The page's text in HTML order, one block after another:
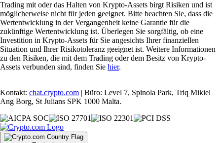
Trading mit oder das Halten von Krypto-Assets birgt Risiken und ist
möglicherweise nicht für jeden geeignet. Bitte beachten Sie, dass die
Wertentwicklung in der Vergangenheit keine Garantie für die
zukünftige Wertentwicklung ist. Überlegen Sie sorgfältig, ob eine
Investition in Krypto-Assets für Sie angesichts Ihrer finanziellen
Situation und Ihrer Risikotoleranz geeignet ist. Weitere Informationen
zu den Risiken, die mit dem Trading oder dem Besitz von Krypto-
Assets verbunden sind, finden Sie hier.
Kontakt: chat.crypto.com | Büro: Level 7, Spinola Park, Triq Mikiel
Ang Borg, St Julians SPK 1000 Malta.